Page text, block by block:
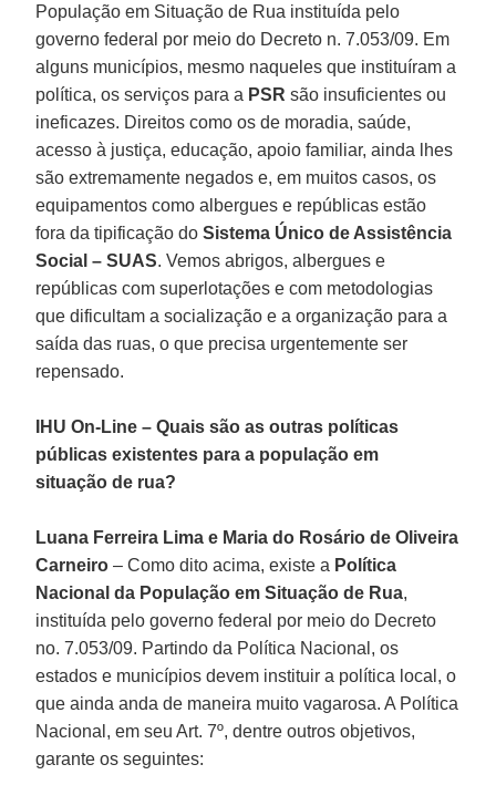
População em Situação de Rua instituída pelo
governo federal por meio do Decreto n. 7.053/09. Em
alguns municípios, mesmo naqueles que instituíram a
política, os serviços para a PSRsão insuficientes ou
ineficazes. Direitos como os de moradia, saúde,
acesso à justiça, educação, apoio familiar, ainda lhes
são extremamente negados e, em muitos casos, os
equipamentos como albergues e repúblicas estão
fora da tipificação doSistema Único de Assistência
Social – SUAS. Vemos abrigos, albergues e
repúblicas com superlotações e com metodologias
que dificultam a socialização e a organização para a
saída das ruas, o que precisa urgentemente ser
repensado.
IHU On-Line – Quais são as outras políticas
públicas existentes para a população em
situação de rua?
Luana Ferreira Lima e Maria do Rosário de Oliveira
Carneiro– Como dito acima, existe a Política
Nacional da População em Situação de Rua,
instituída pelo governo federal por meio do Decreto
no. 7.053/09. Partindo da Política Nacional, os
estados e municípios devem instituir a política local, o
que ainda anda de maneira muito vagarosa. A Política
Nacional, em seu Art. 7º, dentre outros objetivos,
garante os seguintes: